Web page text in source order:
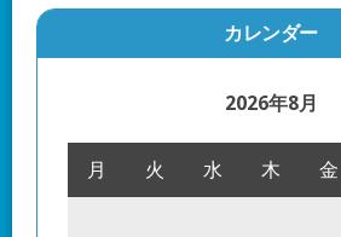
カレンダー
2026年8月
月 火 水 木 金